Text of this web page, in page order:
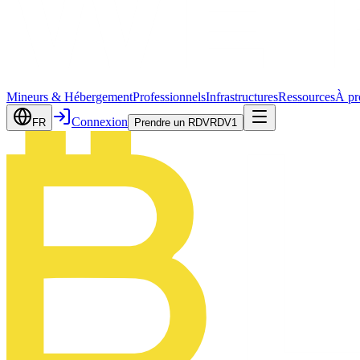
Mineurs & HébergementProfessionnelsInfrastructuresRessourcesÀ
FR Connexion Prendre un RDVRDV1